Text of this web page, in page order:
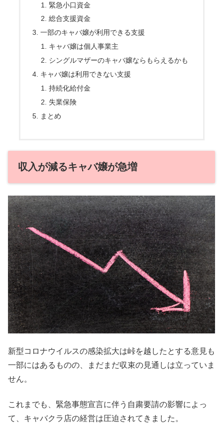
緊急小口資金
総合支援資金
一部のキャバ嬢が利用できる支援
キャバ嬢は個人事業主
シングルマザーのキャバ嬢ならもらえるかも
キャバ嬢は利用できない支援
持続化給付金
失業保険
まとめ
収入が減るキャバ嬢が急増
新型コロナウイルスの感染拡大は峠を越したとする意見も
一部にはあるものの、まだまだ収束の見通しは立っていま
せん。
これまでも、緊急事態宣言に伴う自粛要請の影響によっ
て、キャバクラ店の経営は圧迫されてきました。